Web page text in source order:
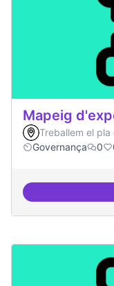
Mapeig
Treballem el
Governança
0